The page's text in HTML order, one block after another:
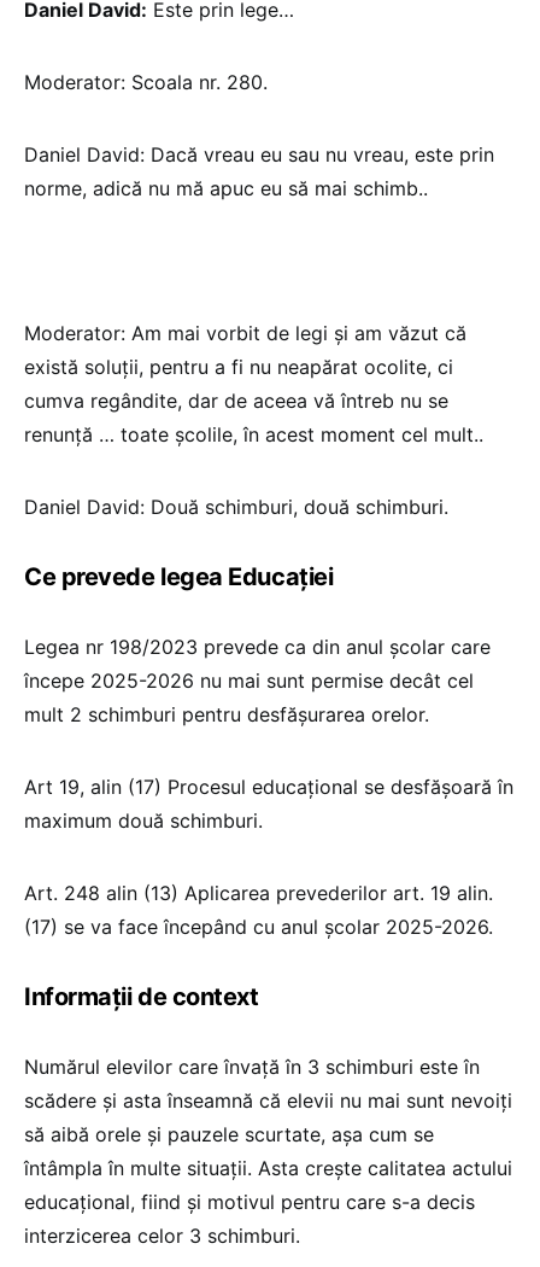
Daniel David: Este prin lege…
Moderator: Scoala nr. 280.
Daniel David: Dacă vreau eu sau nu vreau, este prin
norme, adică nu mă apuc eu să mai schimb..
Moderator: Am mai vorbit de legi și am văzut că
există soluții, pentru a fi nu neapărat ocolite, ci
cumva regândite, dar de aceea vă întreb nu se
renunță … toate școlile, în acest moment cel mult..
Daniel David: Două schimburi, două schimburi.
Ce prevede legea Educației
Legea nr 198/2023 prevede ca din anul școlar care
începe 2025-2026 nu mai sunt permise decât cel
mult 2 schimburi pentru desfășurarea orelor.
Art 19, alin (17) Procesul educațional se desfășoară în
maximum două schimburi.
Art. 248 alin (13) Aplicarea prevederilor art. 19 alin.
(17) se va face începând cu anul școlar 2025-2026.
Informații de context
Numărul elevilor care învață în 3 schimburi este în
scădere și asta înseamnă că elevii nu mai sunt nevoiți
să aibă orele și pauzele scurtate, așa cum se
întâmpla în multe situații. Asta crește calitatea actului
educațional, fiind și motivul pentru care s-a decis
interzicerea celor 3 schimburi.